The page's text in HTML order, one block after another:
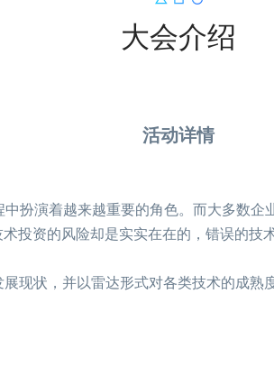
大会介绍
活动详情
扮演着越来越重要的角色。而大多数
投资的风险却是实实在在的，错误的技
现状，并以雷达形式对各类技术的成